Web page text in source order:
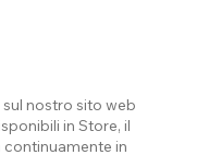
nostro sito web
in Store, il
in